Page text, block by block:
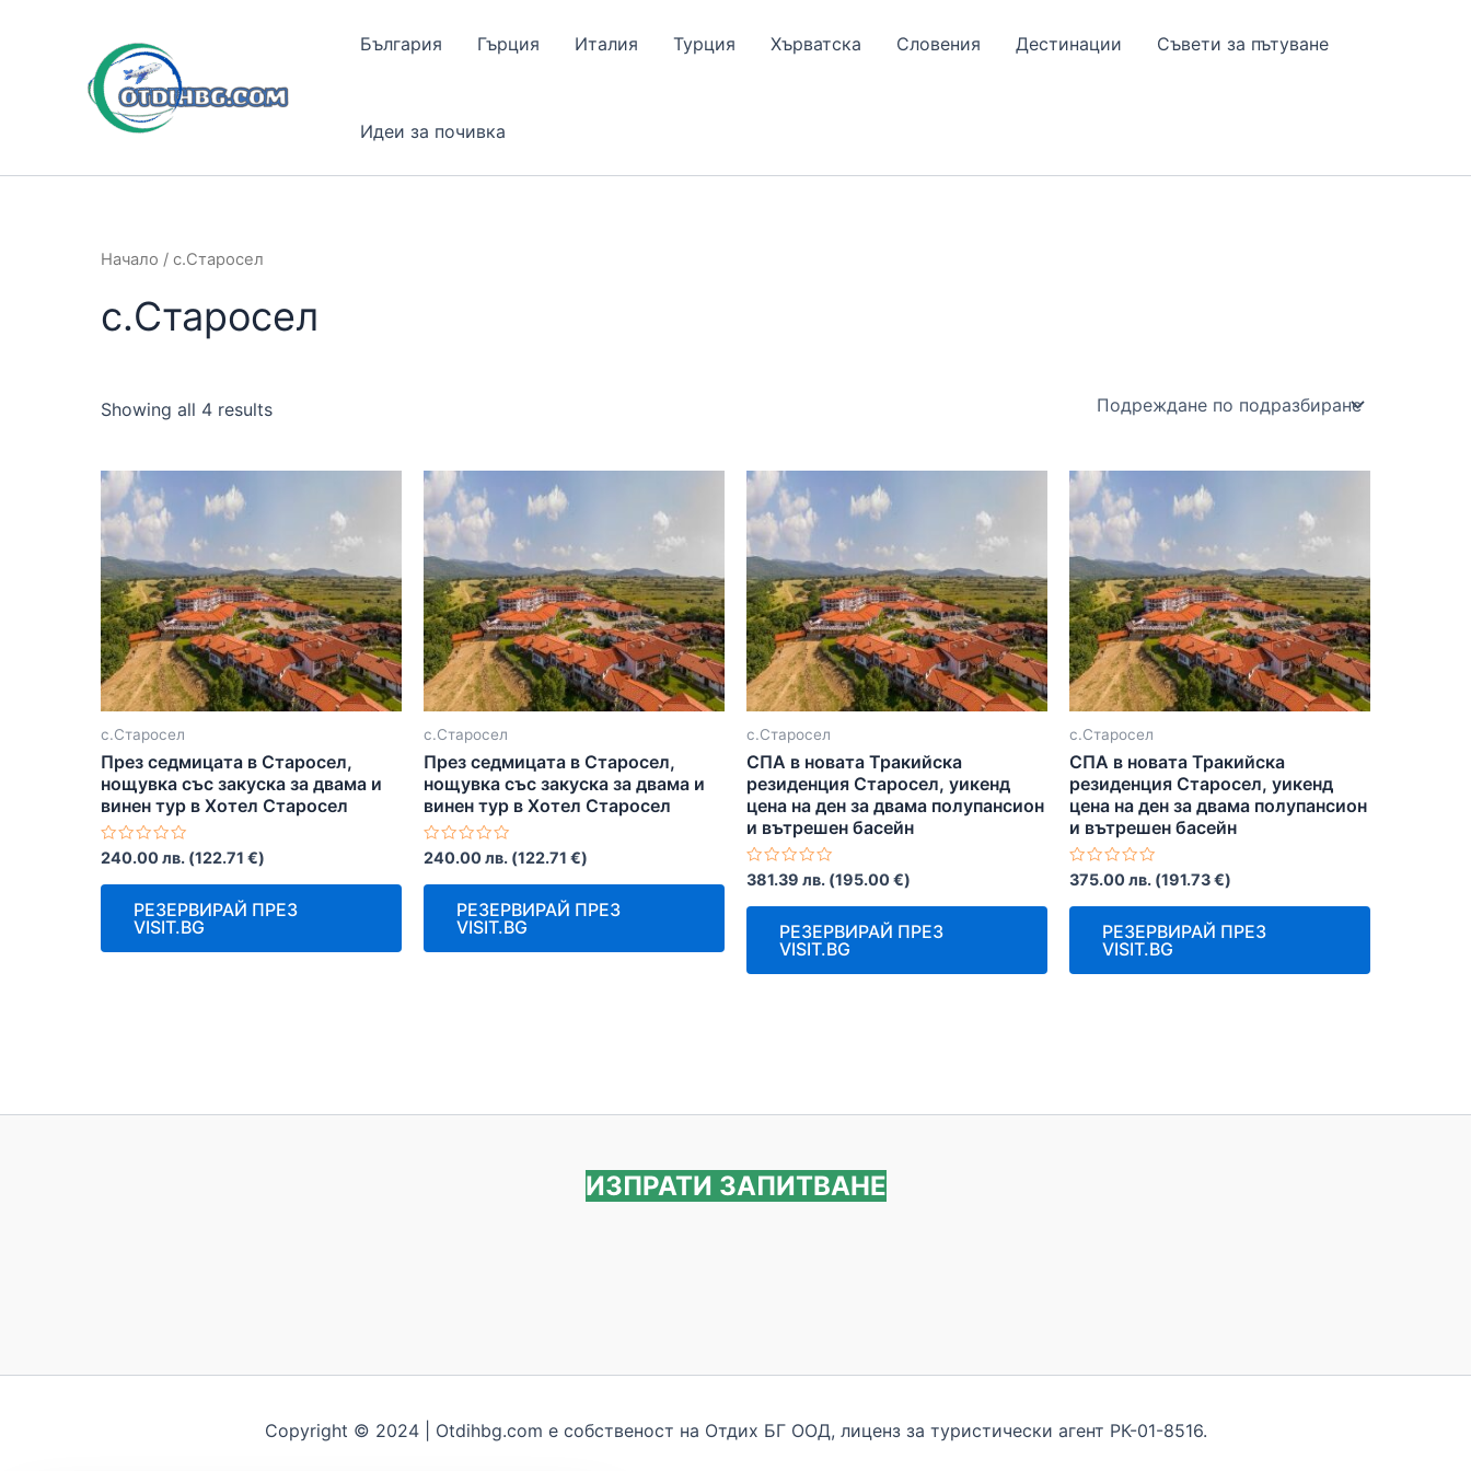
България Гърция Италия Турция Хърватска Словения Дестинации Съвети за пътуване
Идеи за почивка
Начало / с.Старосел
с.Старосел
Showing all 4 results
с.Старосел
През седмицата в Старосел,
нощувка със закуска за двама и
винен тур в Хотел Старосел
Оценено
с
0
240.00лв. (122.71 €)
РЕЗЕРВИРАЙ ПРЕЗ
VISIT.BG
с.Старосел
През седмицата в Старосел,
нощувка със закуска за двама и
винен тур в Хотел Старосел
Оценено
с
0
240.00лв. (122.71 €)
РЕЗЕРВИРАЙ ПРЕЗ
VISIT.BG
с.Старосел
СПА в новата Тракийска
резиденция Старосел, уикенд
цена на ден за двама полупансион
и вътрешен басейн
Оценено
с
0
381.39 лв. (195.00€)
РЕЗЕРВИРАЙ ПРЕЗ
VISIT.BG
с.Старосел
СПА в новата Тракийска
резиденция Старосел, уикенд
цена на ден за двама полупансион
и вътрешен басейн
Оценено
с
0
375.00лв. (191.73€)
РЕЗЕРВИРАЙ ПРЕЗ
VISIT.BG
ИЗПРАТИ ЗАПИТВАНЕ
Copyright © 2024 | Otdihbg.com e собственост на Отдих БГ ООД, лиценз за туристически агент РК-01-8516.